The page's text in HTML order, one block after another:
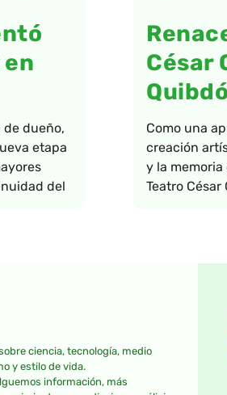
en
de dueño,
etapa
del
César
Quibdó
Como una
creación
y la
Teatro
ciencia, tecnología, medio
y estilo de vida.
información, más